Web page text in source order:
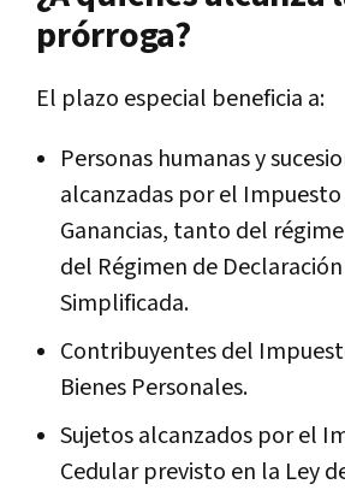
prórroga?
El plazo especial beneficia a:
Personas humanas y
alcanzadas por el Impuesto
Ganancias, tanto del
del Régimen de
Simplificada.
Contribuyentes del
Bienes Personales.
Sujetos alcanzados por el
Cedular previsto en la Ley